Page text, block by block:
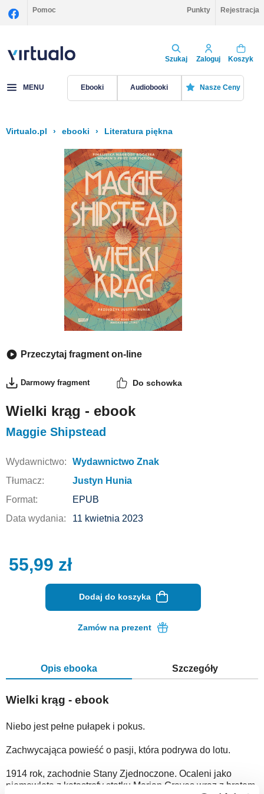
Pomoc Punkty Rejestracja
Szukaj Zaloguj Koszyk
MENU Ebooki Audiobooki Nasze Ceny
Virtualo.pl › ebooki › Literatura piękna
Przeczytaj fragment on-line
Darmowy fragment Do schowka
Wielki krąg - ebook
Maggie Shipstead
Wydawnictwo:
Wydawnictwo Znak
Tłumacz:
Justyn Hunia
Format:
EPUB
Data wydania:
11 kwietnia 2023
55,99 zł
Dodaj do koszyka
Zamów na prezent
Opis ebooka Szczegóły
Wielki krąg - ebook
Niebo jest pełne pułapek i pokus.
Zachwycająca powieść o pasji, która podrywa do lotu.
1914 rok, zachodnie Stany Zjednoczone. Ocaleni jako
niemowlęta z katastrofy statku Marian Graves wraz z bratem